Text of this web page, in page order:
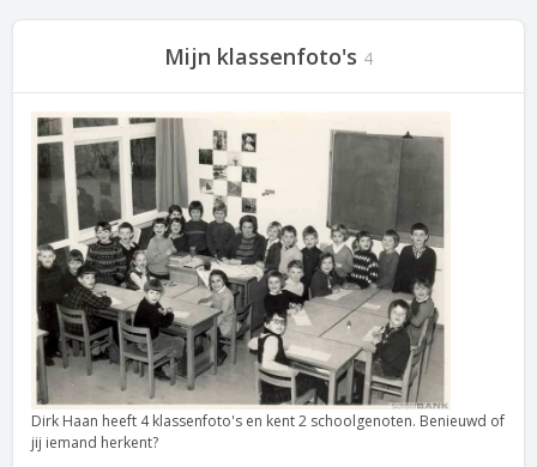
Mijn klassenfoto's 4
Dirk Haan heeft 4 klassenfoto's en kent 2 schoolgenoten. Benieuwd of
jij iemand herkent?